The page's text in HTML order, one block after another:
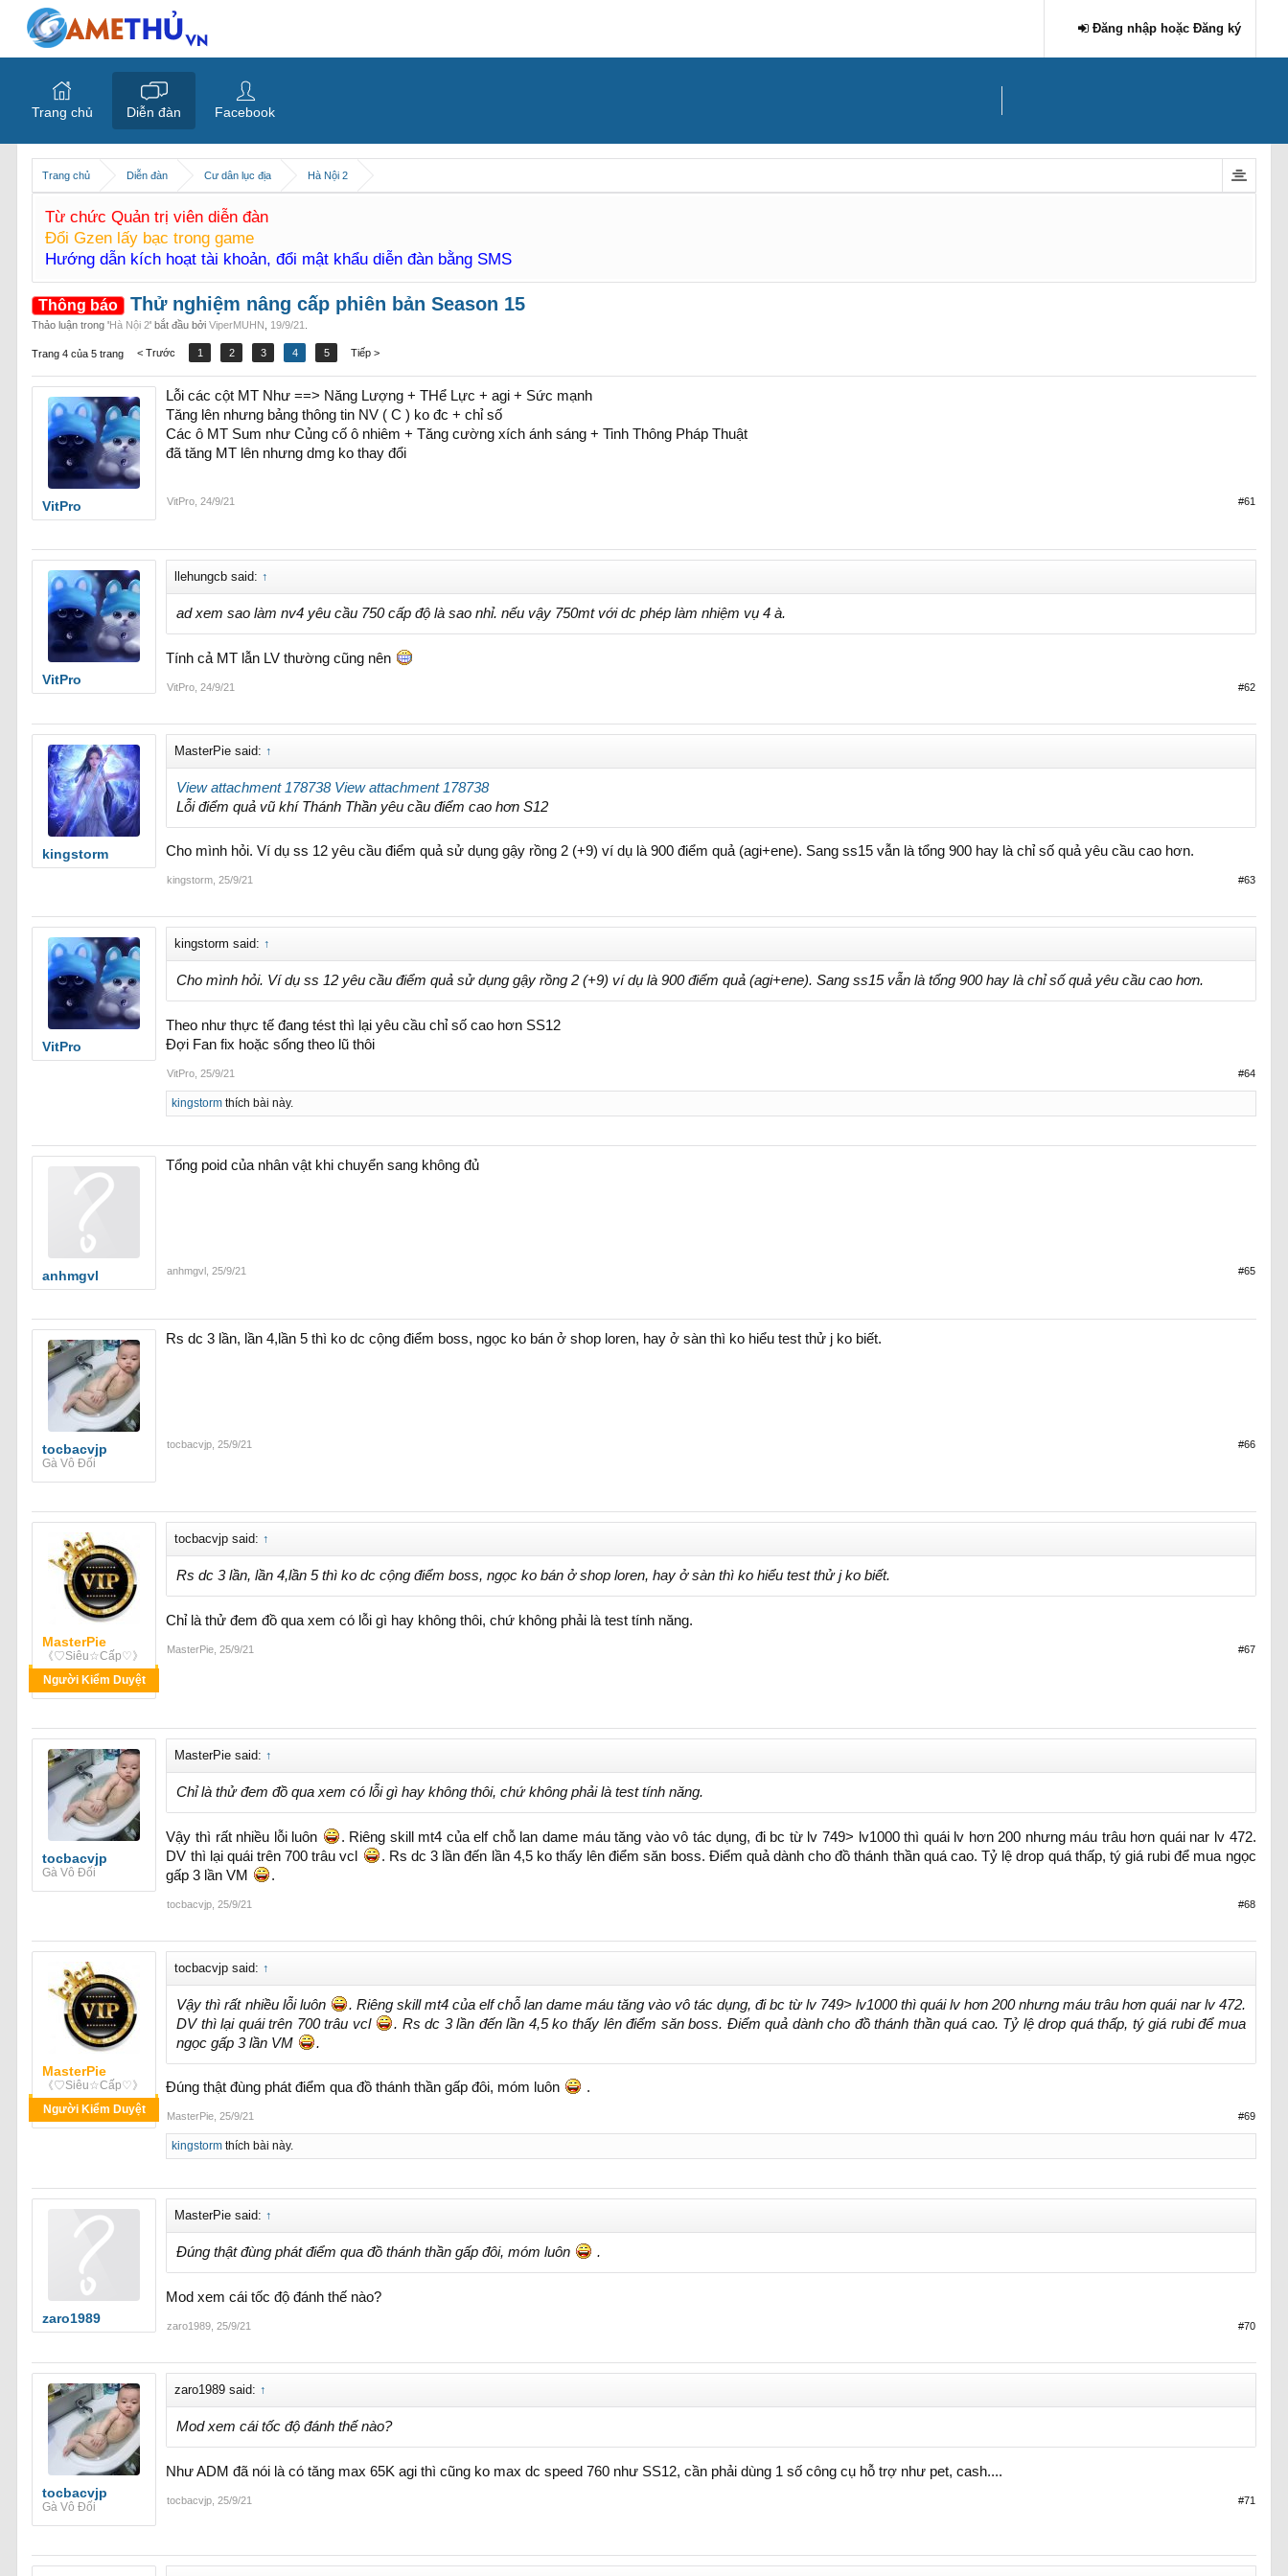
Trang chủ Diễn đàn Cư dân lục địa Hà Nội 2
Từ chức Quản trị viên diễn đàn
Đổi Gzen lấy bạc trong game
Hướng dẫn kích hoạt tài khoản, đổi mật khẩu diễn đàn bằng SMS
Thông báo Thử nghiệm nâng cấp phiên bản Season 15
Thảo luận trong 'Hà Nội 2' bắt đầu bởiViperMUHN 19/9/21
Trang 4 của 5 trang < Trước 1 2 3 4 5 Tiếp >
VitPro
Lỗi các cột MT Như ==> Năng Lượng + THể Lực + agi + Sức mạnh
Tăng lên nhưng bảng thông tin NV ( C ) ko đc + chỉ số
Các ô MT Sum như Củng cố ô nhiêm + Tăng cường xích ánh sáng + Tinh Thông Pháp Thuật
đã tăng MT lên nhưng dmg ko thay đổi
VitPro 24/9/21 #61
VitPro
llehungcb said: ↑
ad xem sao làm nv4 yêu cầu 750 cấp độ là sao nhỉ. nếu vậy 750mt với dc phép làm nhiệm vụ 4 à.
Tính cả MT lẫn LV thường cũng nên
VitPro 24/9/21 #62
kingstorm
MasterPie said: ↑
View attachment 178738 View attachment 178738
Lỗi điểm quả vũ khí Thánh Thần yêu cầu điểm cao hơn S12
Cho mình hỏi. Ví dụ ss 12 yêu cầu điểm quả sử dụng gậy rồng 2 (+9) ví dụ là 900 điểm quả (agi+ene). Sang ss15 vẫn là tổng 900 hay là chỉ số quả yêu cầu cao hơn.
kingstorm 25/9/21 #63
VitPro
kingstorm said: ↑
Cho mình hỏi. Ví dụ ss 12 yêu cầu điểm quả sử dụng gậy rồng 2 (+9) ví dụ là 900 điểm quả (agi+ene). Sang ss15 vẫn là tổng 900 hay là chỉ số quả yêu cầu cao hơn.
Theo như thực tế đang tést thì lại yêu cầu chỉ số cao hơn SS12
Đợi Fan fix hoặc sống theo lũ thôi
VitPro 25/9/21 #64
kingstorm thích bài này.
anhmgvl
Tổng poid của nhân vật khi chuyển sang không đủ
anhmgvl 25/9/21 #65
tocbacvjp
Gà Vô Đối
Rs dc 3 lần, lần 4,lần 5 thì ko dc cộng điểm boss, ngọc ko bán ở shop loren, hay ở sàn thì ko hiểu test thử j ko biết.
tocbacvjp 25/9/21 #66
MasterPie
《♡Siêu☆Cấp♡》
Người Kiểm Duyệt
tocbacvjp said: ↑
Rs dc 3 lần, lần 4,lần 5 thì ko dc cộng điểm boss, ngọc ko bán ở shop loren, hay ở sàn thì ko hiểu test thử j ko biết.
Chỉ là thử đem đồ qua xem có lỗi gì hay không thôi, chứ không phải là test tính năng.
MasterPie 25/9/21 #67
tocbacvjp
Gà Vô Đối
MasterPie said: ↑
Chỉ là thử đem đồ qua xem có lỗi gì hay không thôi, chứ không phải là test tính năng.
Vậy thì rất nhiều lỗi luôn
. Riêng skill mt4 của elf chỗ lan dame máu tăng vào vô tác dụng, đi bc từ lv 749> lv1000 thì quái lv hơn 200 nhưng máu trâu hơn quái nar lv 472.
DV thì lại quái trên 700 trâu vcl
. Rs dc 3 lần đến lần 4,5 ko thấy lên điểm săn boss. Điểm quả dành cho đồ thánh thần quá cao. Tỷ lệ drop quá thấp, tý giá rubi để mua ngọc
gấp 3 lần VM
.
tocbacvjp 25/9/21 #68
MasterPie
《♡Siêu☆Cấp♡》
Người Kiểm Duyệt
tocbacvjp said: ↑
Vậy thì rất nhiều lỗi luôn
. Riêng skill mt4 của elf chỗ lan dame máu tăng vào vô tác dụng, đi bc từ lv 749> lv1000 thì quái lv hơn 200 nhưng máu trâu hơn quái nar lv 472.
DV thì lại quái trên 700 trâu vcl
. Rs dc 3 lần đến lần 4,5 ko thấy lên điểm săn boss. Điểm quả dành cho đồ thánh thần quá cao. Tỷ lệ drop quá thấp, tý giá rubi để mua
ngọc gấp 3 lần VM
.
Đúng thật đùng phát điểm qua đồ thánh thần gấp đôi, móm luôn .
MasterPie 25/9/21 #69
kingstorm thích bài này.
zaro1989
MasterPie said: ↑
Đúng thật đùng phát điểm qua đồ thánh thần gấp đôi, móm luôn .
Mod xem cái tốc độ đánh thế nào?
zaro1989 25/9/21 #70
tocbacvjp
Gà Vô Đối
zaro1989 said: ↑
Mod xem cái tốc độ đánh thế nào?
Như ADM đã nói là có tăng max 65K agi thì cũng ko max dc speed 760 như SS12, cần phải dùng 1 số công cụ hỗ trợ như pet, cash....
tocbacvjp 25/9/21 #71
Đăng nhập hoặc Đăng ký
Trang chủ Diễn đàn Facebook